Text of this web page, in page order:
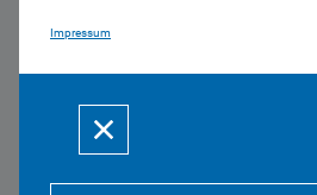
Impressum
Ausschüsse
Ergebnisse in
Amtsperiode